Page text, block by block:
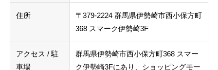
住所
〒379-2224 群馬県伊勢崎市西小保方町
368 スマーク伊勢崎3F
アクセス / 駐
車場
群馬県伊勢崎市西小保方町368 スマー
ク伊勢崎3Fにあり、ショッピングモー